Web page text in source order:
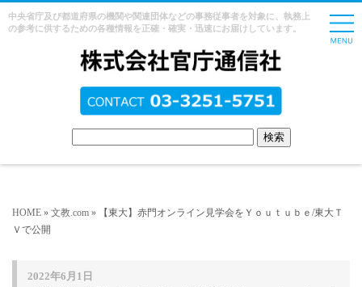
中央省庁及び都道府県の機関や関連団体などの事務従事者を対象に、執務上
の参考に供するための各種情報を正確・確実・迅速にお届けしています。
HOME » 文教.com » 【東大】赤門オンライン見学会をＹｏｕｔｕｂｅ/東大Ｔ
Ｖで公開
2022年6月1日